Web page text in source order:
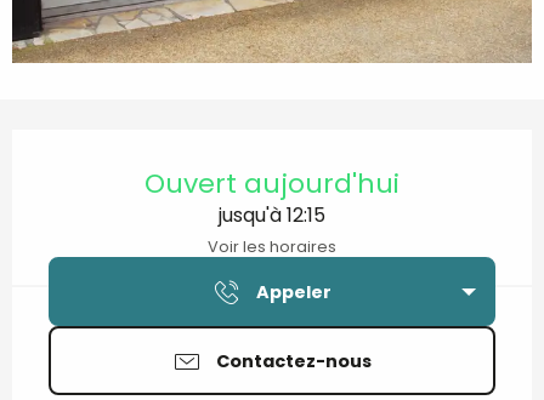
Ouvert aujourd'hui
jusqu'à 12:15
Voir les horaires
Appeler
Contactez-nous